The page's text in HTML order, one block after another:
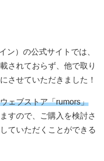
ン）の公式サイトでは、
されておらず、他で取り
させていただきました！
ウェブストア「rumors」
すので、ご購入を検討さ
ていただくことができる